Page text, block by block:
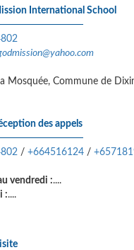
International School
Mosquée, Commune de
des appels
/ +664516124 /
vendredi :....
:....